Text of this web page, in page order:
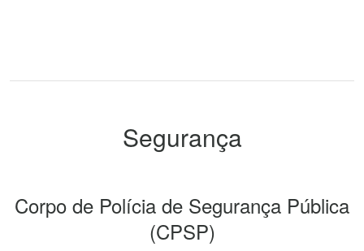
Segurança
Corpo de Polícia de Segurança Pública
(CPSP)